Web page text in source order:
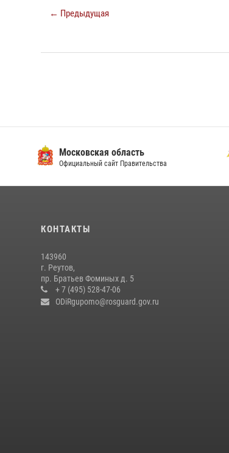
← Предыдущая
Московская область
Официальный сайт Правительства
КОНТАКТЫ
143960
г. Реутов,
пр. Братьев Фоминых д. 5
+ 7 (495) 528-47-06
ODiRgupomo@rosguard.gov.ru